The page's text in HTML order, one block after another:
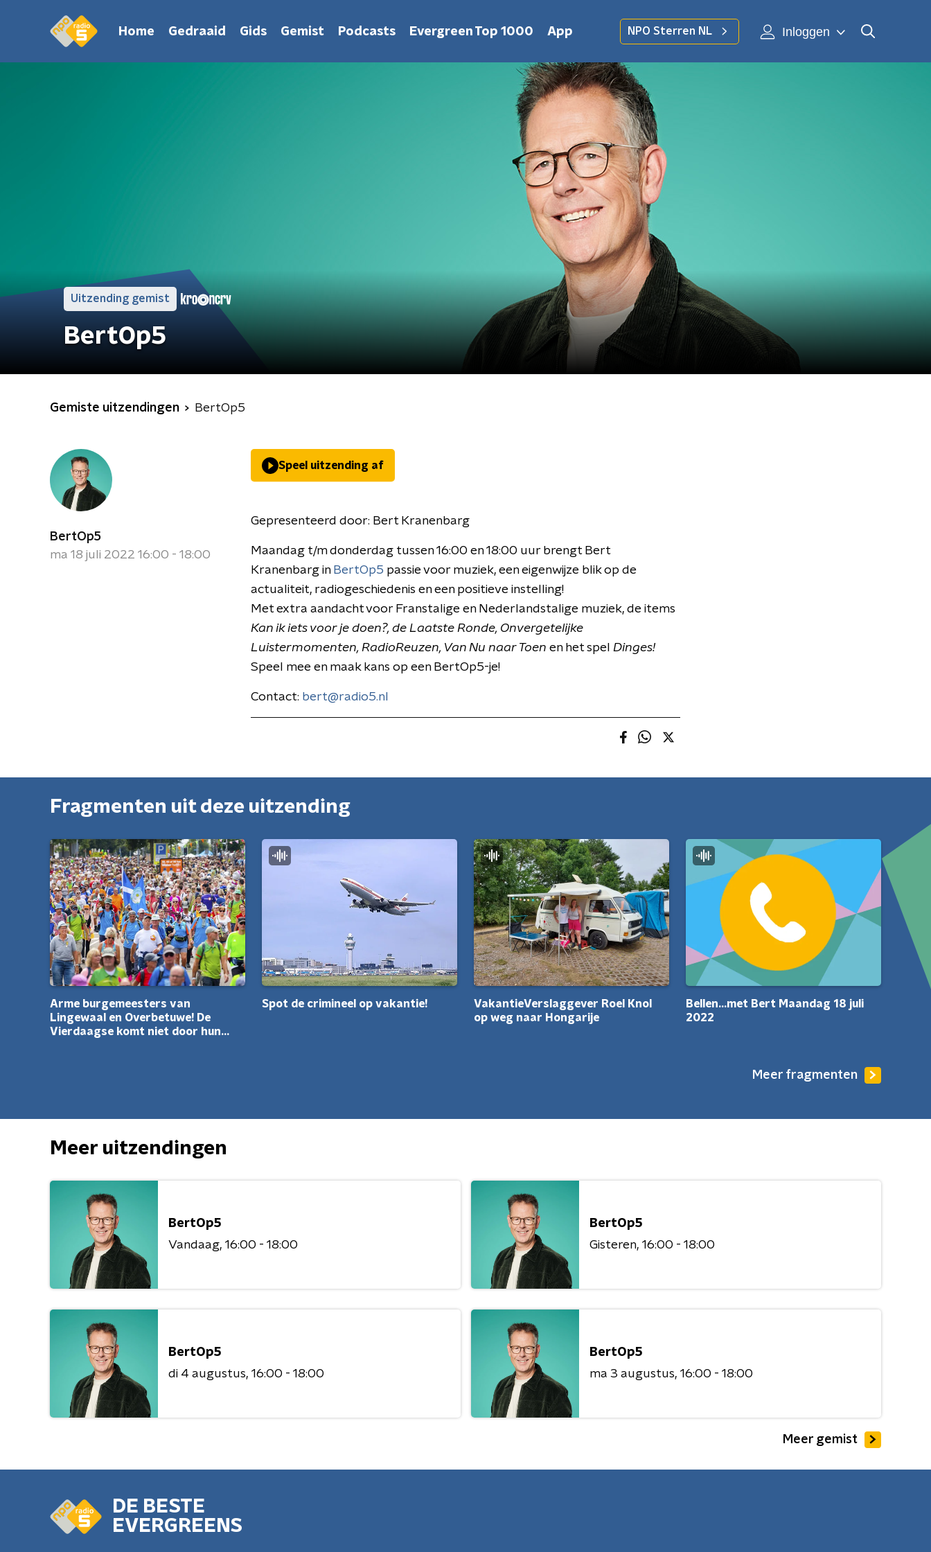
Home Gedraaid Gids Gemist Podcasts Evergreen Top 1000 App NPO Sterren NL Inloggen
Uitzending gemist
BertOp5
Gemiste uitzendingen BertOp5
BertOp5
ma 18 juli 2022 16:00 - 18:00
Speel uitzending af
Gepresenteerd door: Bert Kranenbarg
Maandag t/m donderdag tussen 16:00 en 18:00 uur brengt Bert
Kranenbarg in BertOp5 passie voor muziek, een eigenwijze blik op de
actualiteit, radiogeschiedenis en een positieve instelling!
Met extra aandacht voor Franstalige en Nederlandstalige muziek, de items
Kan ik iets voor je doen?, de Laatste Ronde, Onvergetelijke
Luistermomenten, RadioReuzen, Van Nu naar Toen en het spel Dinges!
Speel mee en maak kans op een BertOp5-je!
Contact: bert@radio5.nl
Fragmenten uit deze uitzending
Arme burgemeesters van
Lingewaal en Overbetuwe! De
Vierdaagse komt niet door hun
Spot de crimineel op vakantie!
VakantieVerslaggever Roel Knol
op weg naar Hongarije
Bellen...met Bert Maandag 18 juli
2022
Meer fragmenten
Meer uitzendingen
BertOp5
Vandaag 16:00 - 18:00
BertOp5
Gisteren 16:00 - 18:00
BertOp5
di 4 augustus 16:00 - 18:00
BertOp5
ma 3 augustus 16:00 - 18:00
Meer gemist
DE BESTE
EVERGREENS